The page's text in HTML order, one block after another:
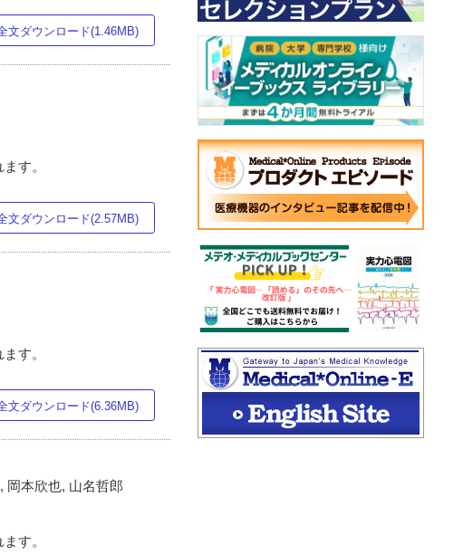
文ダウンロード(1.46MB)
す。
文ダウンロード(2.57MB)
す。
文ダウンロード(6.36MB)
岡本欣也, 山名哲郎
す。